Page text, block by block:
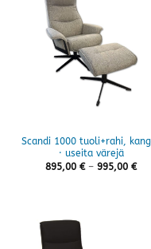
Scandi 1000 tuoli+rahi,
· useita värejä
895,00 € – 995,00 €